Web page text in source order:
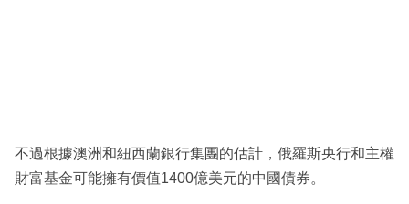
不過根據澳洲和紐西蘭銀行集團的估計，俄羅斯央行和主權
財富基金可能擁有價值1400億美元的中國債券。